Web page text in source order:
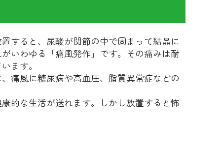
すると、尿酸が関節の中で固まって結晶に
いわゆる「痛風発作」です。その痛みは耐
ます。
痛風に糖尿病や高血圧、脂質異常症などの
的な生活が送れます。しかし放置すると怖